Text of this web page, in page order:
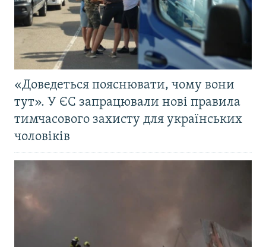
«Доведеться пояснювати, чому вони
тут». У ЄС запрацювали нові правила
тимчасового захисту для українських
чоловіків